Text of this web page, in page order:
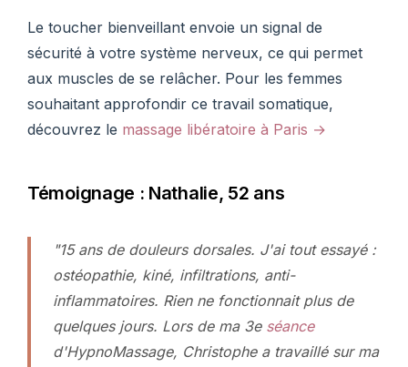
Le toucher bienveillant envoie un signal de
sécurité à votre système nerveux, ce qui permet
aux muscles de se relâcher. Pour les femmes
souhaitant approfondir ce travail somatique,
découvrez le massage libératoire à Paris →
Témoignage : Nathalie, 52 ans
"15 ans de douleurs dorsales. J'ai tout essayé :
ostéopathie, kiné, infiltrations, anti-
inflammatoires. Rien ne fonctionnait plus de
quelques jours. Lors de ma 3e séance
d'HypnoMassage, Christophe a travaillé sur ma